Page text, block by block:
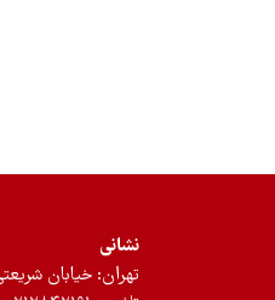
نشانی
تهران: خیابان شریعتی،